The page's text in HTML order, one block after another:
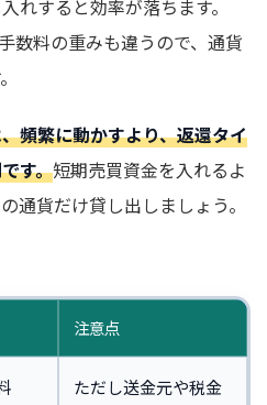
れすると効率が落ちます。
数料の重みも違うので、通貨
頻繁に動かすより、返還タイ
す。短期売買資金を入れるよ
通貨だけ貸し出しましょう。
注意点
ただし送金元や税金